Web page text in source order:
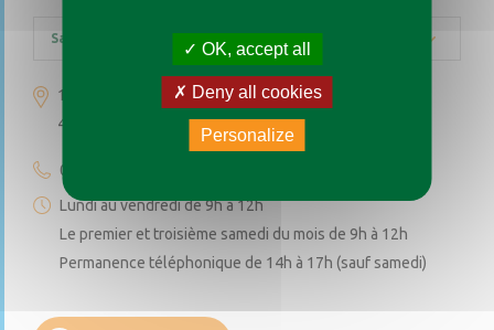
Saint-Augustin-des-Bois
1 place de l’église
49170 Saint-Augustin-des-Bois
02 41 77 04 49
Lundi au vendredi de 9h à 12h
Le premier et troisième samedi du mois de 9h à 12h
Permanence téléphonique de 14h à 17h (sauf samedi)
OK, accept all
Deny all cookies
Personalize